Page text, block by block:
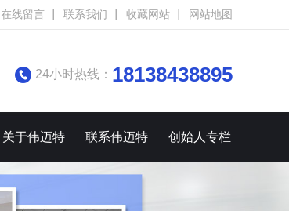
在线留言 联系我们 收藏网站 网站地图
24小时热线： 18138438895
关于伟迈特 联系伟迈特 创始人专栏